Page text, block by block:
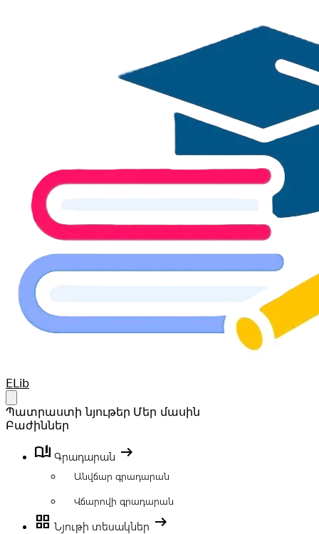
Your Company
ELib
Պատրաստի նյութեր Մեր մասին
Բաժիններ
book_ribbon Գրադարան arrow_right_alt
Անվճար գրադարան
Վճարովի գրադարան
grid_view Նյութի տեսակներ arrow_right_alt